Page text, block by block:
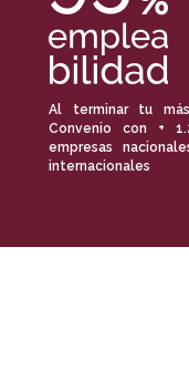
Al terminar tu
Convenio con +
empresas
internacionales